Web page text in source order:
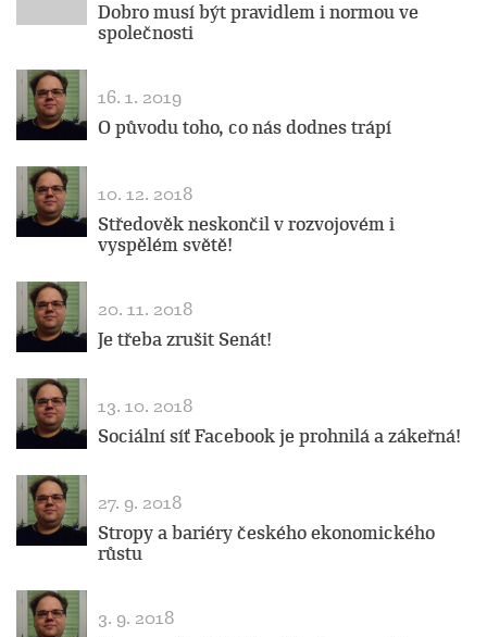
Dobro musí být pravidlem i normou ve
společnosti
16. 1. 2019
O původu toho, co nás dodnes trápí
10. 12. 2018
Středověk neskončil v rozvojovém i
vyspělém světě!
20. 11. 2018
Je třeba zrušit Senát!
13. 10. 2018
Sociální síť Facebook je prohnilá a zákeřná!
27. 9. 2018
Stropy a bariéry českého ekonomického
růstu
3. 9. 2018